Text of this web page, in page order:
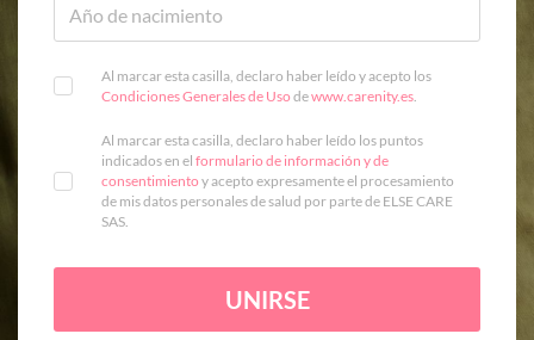
Al marcar esta casilla, declaro haber leído y acepto los
Condiciones Generales de Uso dewww.carenity.es.
Al marcar esta casilla, declaro haber leído los puntos
indicados en el formulario de información y de
consentimiento y acepto expresamente el procesamiento
de mis datos personales de salud por parte de ELSE CARE
SAS.
UNIRSE